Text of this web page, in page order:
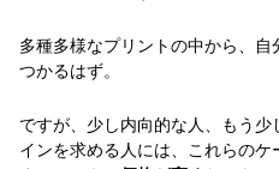
多種多様なプリントの中から、
つかるはず。
ですが、少し内向的な人、もう
インを求める人には、これらの